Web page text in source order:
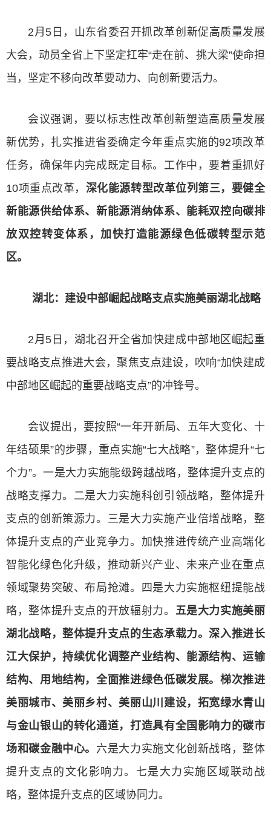
2月5日，山东省委召开抓改革创新促高质量发展
大会，动员全省上下坚定扛牢“走在前、挑大梁”使命担
当，坚定不移向改革要动力、向创新要活力。
会议强调，要以标志性改革创新塑造高质量发展
新优势，扎实推进省委确定今年重点实施的92项改革
任务，确保年内完成既定目标。工作中，要着重抓好
10项重点改革， 深化能源转型改革位列第三，要健全
新能源供给体系、新能源消纳体系、能耗双控向碳排
放双控转变体系，加快打造能源绿色低碳转型示范
区。
湖北：建设中部崛起战略支点实施美丽湖北战略
2月5日，湖北召开全省加快建成中部地区崛起重
要战略支点推进大会，聚焦支点建设，吹响“加快建成
中部地区崛起的重要战略支点”的冲锋号。
会议提出，要按照“一年开新局、五年大变化、十
年结硕果”的步骤，重点实施“七大战略”，整体提升“七
个力”。一是大力实施能级跨越战略，整体提升支点的
战略支撑力。二是大力实施科创引领战略，整体提升
支点的创新策源力。三是大力实施产业倍增战略，整
体提升支点的产业竞争力。加快推进传统产业高端化
智能化绿色化升级，推动新兴产业、未来产业在重点
领域聚势突破、布局抢滩。四是大力实施枢纽提能战
略，整体提升支点的开放辐射力。 五是大力实施美丽
湖北战略，整体提升支点的生态承载力。深入推进长
江大保护，持续优化调整产业结构、能源结构、运输
结构、用地结构，全面推进绿色低碳发展。梯次推进
美丽城市、美丽乡村、美丽山川建设，拓宽绿水青山
与金山银山的转化通道，打造具有全国影响力的碳市
场和碳金融中心。 六是大力实施文化创新战略，整体
提升支点的文化影响力。七是大力实施区域联动战
略，整体提升支点的区域协同力。